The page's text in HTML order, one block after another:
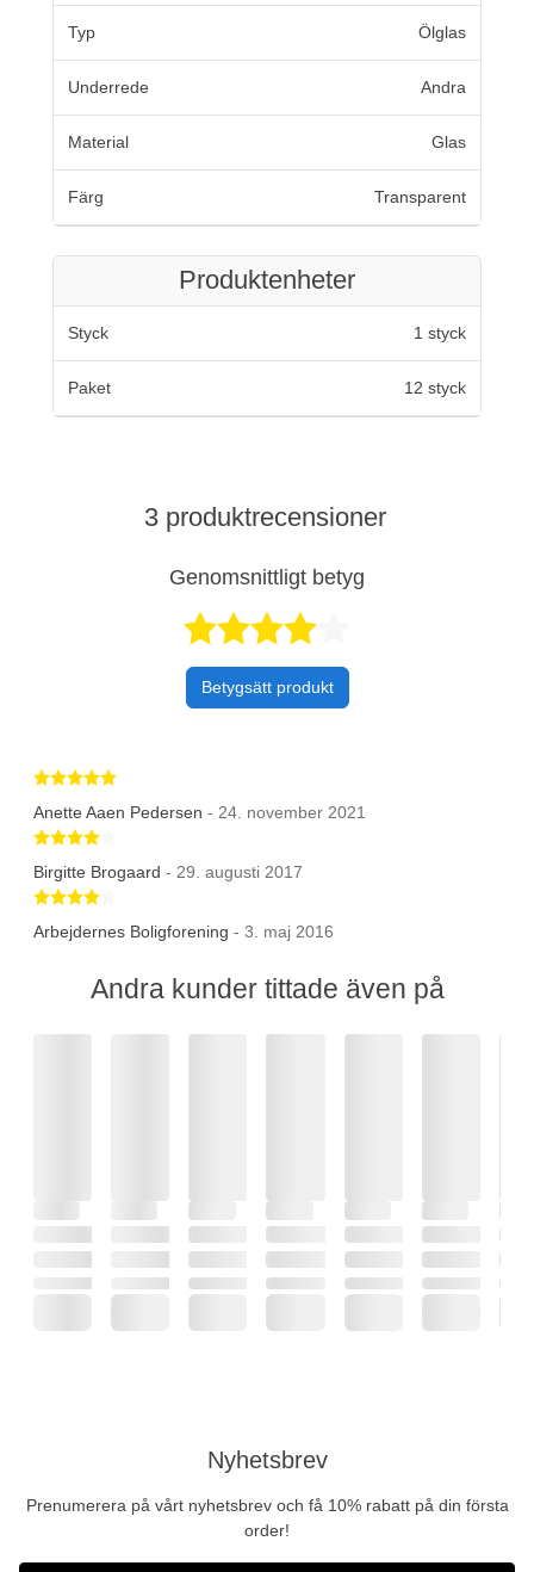
Typ Ölglas
Underrede Andra
Material Glas
Färg Transparent
Produktenheter
Styck 1 styck
Paket 12 styck
3 produktrecensioner
Genomsnittligt betyg
Betygsätt produkt
Betygsatt 5 av 5 stjärnor
Anette Aaen Pedersen - 24. november 2021
Birgitte Brogaard - 29. augusti 2017
Arbejdernes Boligforening - 3. maj 2016
Andra kunder tittade även på
Nyhetsbrev
Prenumerera på vårt nyhetsbrev och få 10% rabatt på din första
order!